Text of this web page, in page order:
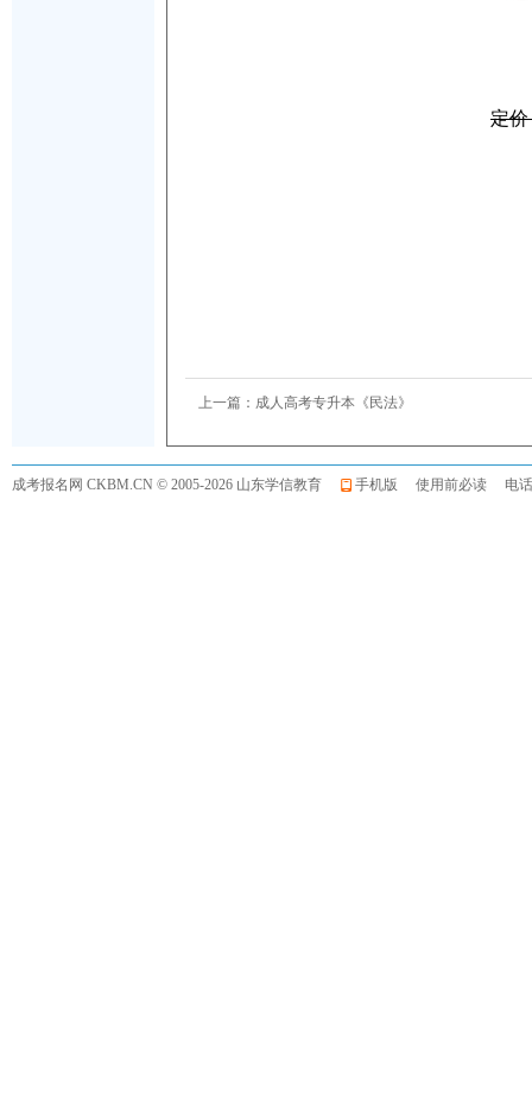
定价
上一篇： 成人高考专升本《民法》
成考报名网 CKBM.CN © 2005-2026 山东学信教育 手机版 使用前必读 电话